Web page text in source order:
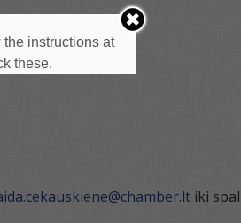
iki
instructions at
these.